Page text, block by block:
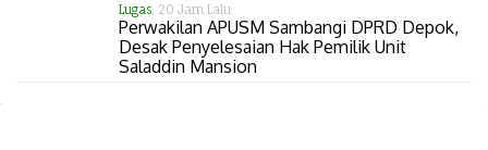
Lugas, 20 Jam Lalu
Perwakilan APUSM Sambangi DPRD Depok,
Desak Penyelesaian Hak Pemilik Unit
Saladdin Mansion